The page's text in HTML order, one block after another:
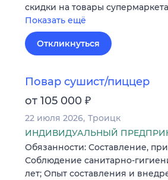
скидки на товары
Показать ещё
Откликнуться
Повар сушист/пиццер
от 105 000 ₽
22 июля 2026 Троицк
ИНДИВИДУАЛЬНЫЙ
Обязанности: Составление,
Соблюдение санитарно-
лет; Опыт составления и